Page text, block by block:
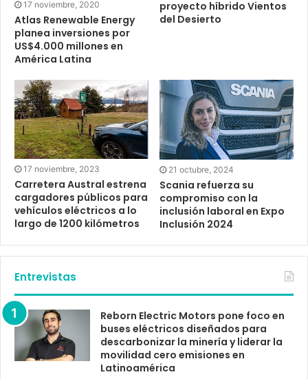
17 noviembre, 2020
Atlas Renewable Energy
planea inversiones por
US$4.000 millones en
América Latina
proyecto híbrido Vientos
del Desierto
17 noviembre, 2023
Carretera Austral estrena
cargadores públicos para
vehículos eléctricos a lo
largo de 1200 kilómetros
21 octubre, 2024
Scania refuerza su
compromiso con la
inclusión laboral en Expo
Inclusión 2024
Entrevistas
Reborn Electric Motors pone foco en
buses eléctricos diseñados para
descarbonizar la minería y liderar la
movilidad cero emisiones en
Latinoamérica